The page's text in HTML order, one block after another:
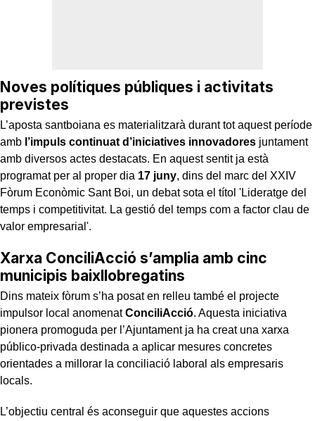
Noves polítiques públiques i activitats
previstes
L’aposta santboiana es materialitzarà durant tot aquest període
amb l’impuls continuat d’iniciatives innovadores juntament
amb diversos actes destacats. En aquest sentit ja està
programat per al proper dia 17 juny, dins del marc del XXIV
Fòrum Econòmic Sant Boi, un debat sota el títol 'Lideratge del
temps i competitivitat. La gestió del temps com a factor clau de
valor empresarial'.
Xarxa ConciliAcció s’amplia amb cinc
municipis baixllobregatins
Dins mateix fòrum s’ha posat en relleu també el projecte
impulsor local anomenatConciliAcció. Aquesta iniciativa
pionera promoguda per l’Ajuntament ja ha creat una xarxa
público-privada destinada a aplicar mesures concretes
orientades a millorar la conciliació laboral als empresaris
locals.
L’objectiu central és aconseguir que aquestes accions